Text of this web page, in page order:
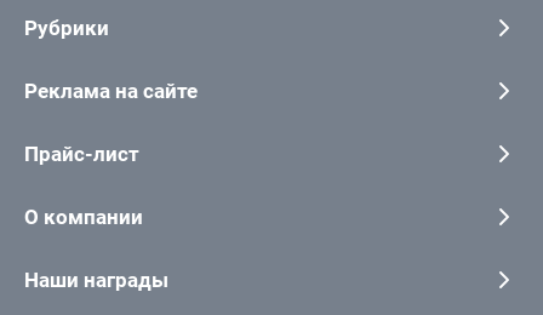
Рубрики
Реклама на сайте
Прайс-лист
О компании
Наши награды